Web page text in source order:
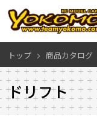
トップ 商品カタログ
ドリフト